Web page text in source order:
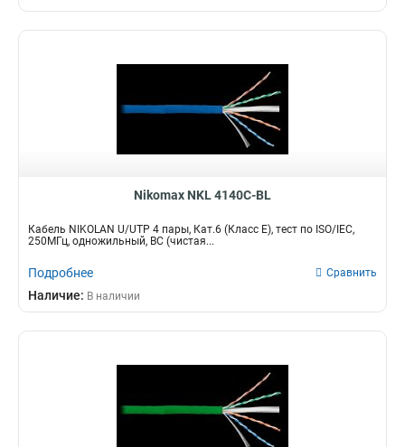
Nikomax NKL 4140C-BL
Кабель NIKOLAN U/UTP 4 пары, Кат.6 (Класс E), тест по ISO/IEC,
250МГц, одножильный, BC (чистая...
Подробнее Сравнить
Наличие: В наличии